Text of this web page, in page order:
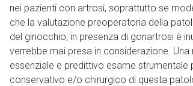
nei pazienti con artrosi, soprattutto se
che la valutazione preoperatoria della
del ginocchio, in presenza di gonartrosi è
verrebbe mai presa in considerazione.
essenziale e predittivo esame
conservativo e/o chirurgico di questa